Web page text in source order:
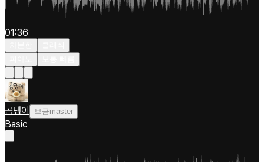
01:36
곰탱이 브금master
Basic